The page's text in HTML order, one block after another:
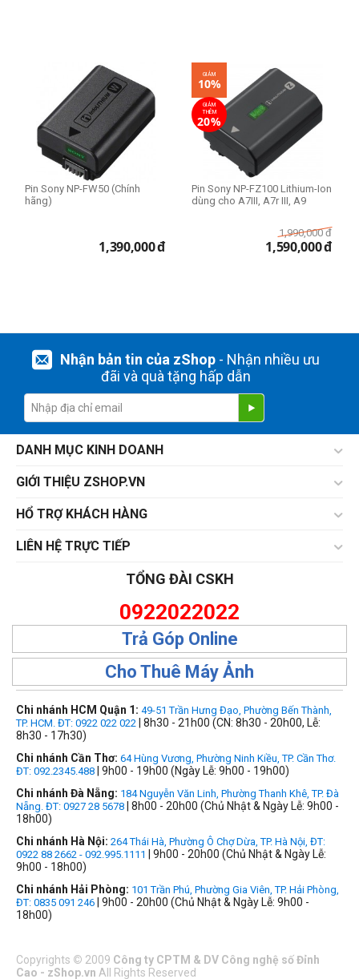
Pin Sony NP-FW50 (Chính
hãng)
1,390,000đ
GIẢM
10%
GIẢM
THÊM
20%
Pin Sony NP-FZ100 Lithium-Ion
dùng cho A7III, A7r III, A9
1,990,000 đ
1,590,000đ
Nhận bản tin của zShop- Nhận nhiều ưu
đãi và quà tặng hấp dẫn
DANH MỤC KINH DOANH
GIỚI THIỆU ZSHOP.VN
HỔ TRỢ KHÁCH HÀNG
LIÊN HỆ TRỰC TIẾP
TỔNG ĐÀI CSKH
0922022022
Trả Góp Online
Cho Thuê Máy Ảnh
Chi nhánh HCM Quận 1: 49-51 Trần Hưng Đạo, Phường Bến Thành,
TP. HCM. ĐT: 0922 022 022 | 8h30 - 21h00 (CN: 8h30 - 20h00, Lễ:
8h30 - 17h30)
Chi nhánh Cần Thơ: 64 Hùng Vương, Phường Ninh Kiều, TP. Cần Thơ.
ĐT: 092.2345.488 | 9h00 - 19h00 (Ngày Lễ: 9h00 - 19h00)
Chi nhánh Đà Nẵng: 184 Nguyễn Văn Linh, Phường Thanh Khê, TP. Đà
Nẵng. ĐT: 0927 28 5678 | 8h00 - 20h00 (Chủ Nhật & Ngày Lễ: 9h00 -
18h00)
Chi nhánh Hà Nội: 264 Thái Hà, Phường Ô Chợ Dừa, TP. Hà Nội, ĐT:
0922 88 2662 - 092.995.1111
| 9h00 - 20h00 (Chủ Nhật & Ngày Lễ:
9h00 - 18h00)
Chi nhánh Hải Phòng: 101 Trần Phú, Phường Gia Viên, TP. Hải Phòng,
ĐT: 0835 091 246 | 9h00 - 20h00 (Chủ Nhật & Ngày Lễ: 9h00 -
18h00)
Copyrights © 2009 Công ty CPTM & DV Công nghệ số Đỉnh
Cao - zShop.vn All Rights Reserved